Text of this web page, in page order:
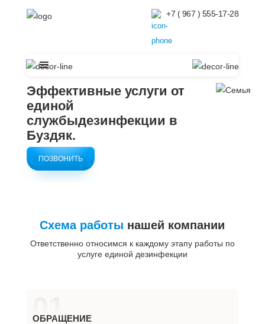
+7 ( 967 ) 555-17-28
Эффективные услуги от
единой
службыдезинфекции в
Буздяк.
ПОЗВОНИТЬ
Схема работы нашей компании
Ответственно относимся к каждому этапу работы по
услуге единой дезинфекции
01
ОБРАЩЕНИЕ